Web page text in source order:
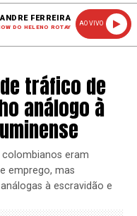
FERREIRA
DO HELENO ROTAY
AO VIVO
tráfico de
análogo à
colombianos eram
emprego, mas
à escravidão e